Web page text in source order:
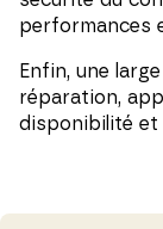
performances
Enfin, une
réparation,
disponibilité et